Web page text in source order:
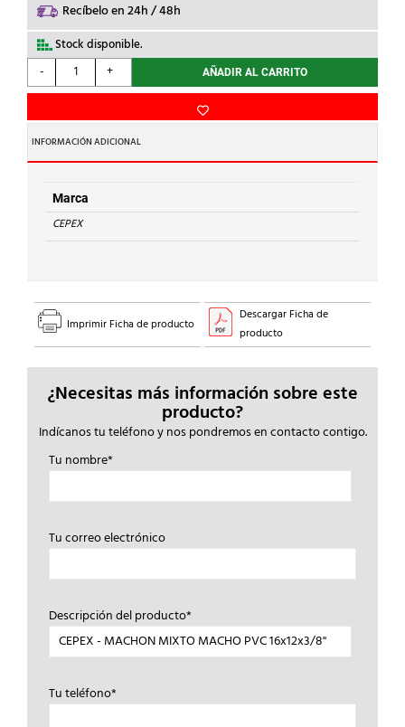
Recíbelo en 24h / 48h
Stock disponible.
-
CEPEX
-
MIXTO
MACHO
PVC
16x12x3/8''
cantidad
+ AÑADIR AL CARRITO
INFORMACIÓN ADICIONAL
Marca
CEPEX
Imprimir Ficha de producto
Descargar Ficha de
producto
¿Necesitas más información sobre este
producto?
Indícanos tu teléfono y nos pondremos en contacto contigo.
Tu nombre*
Tu correo electrónico
Descripción del producto*
Tu teléfono*